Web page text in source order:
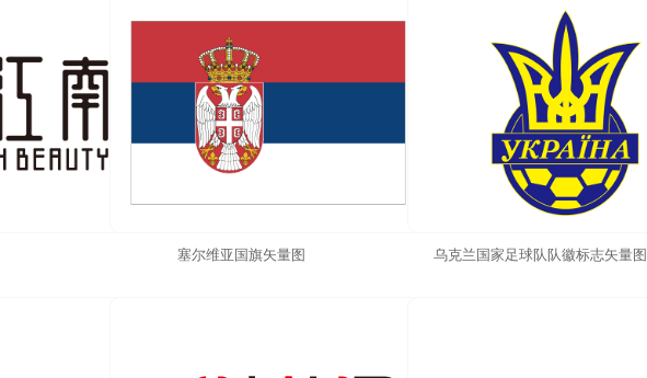
塞尔维亚国旗矢量图 乌克兰国家足球队队徽标志矢量图